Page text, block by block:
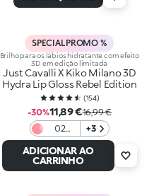
SPECIAL PROMO %
Brilho para os lábios hidratante com efeito
3D em edição limitada
Just Cavalli X Kiko Milano 3D
Hydra Lip Gloss Rebel Edition
(154)
-30%11,89 €16,99 €
02
Jaguar
Nectar
+3
ADICIONAR AO
CARRINHO